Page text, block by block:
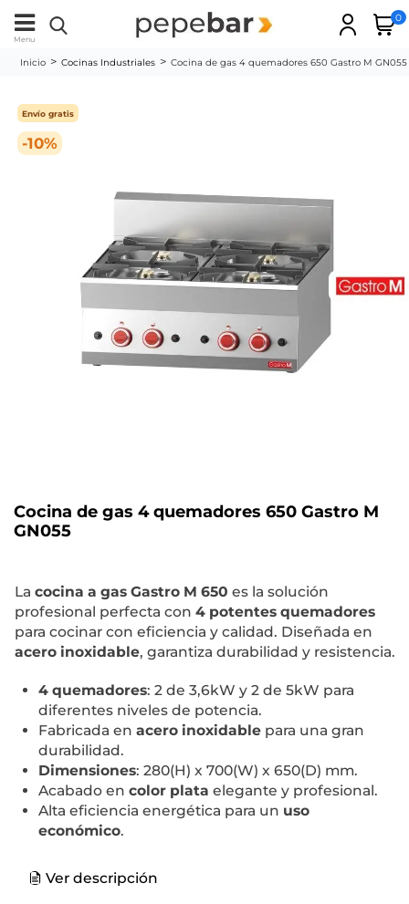
Menu
0
Inicio Cocinas Industriales Cocina de gas 4 quemadores 650 Gastro M GN055
-10%
Envío gratis
Cocina de gas 4 quemadores 650 Gastro M
GN055
La cocina a gas Gastro M 650 es la solución
profesional perfecta con 4 potentes quemadores
para cocinar con eficiencia y calidad. Diseñada en
acero inoxidable, garantiza durabilidad y resistencia.
4 quemadores: 2 de 3,6kW y 2 de 5kW para
diferentes niveles de potencia.
Fabricada en acero inoxidable para una gran
durabilidad.
Dimensiones: 280(H) x 700(W) x 650(D) mm.
Acabado en color plata elegante y profesional.
Alta eficiencia energética para un uso
económico.
Ver descripción